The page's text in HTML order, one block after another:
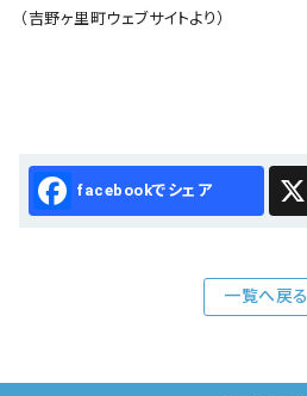
（吉野ヶ里町ウェブサイトより）
Facebook X
一覧へ戻る